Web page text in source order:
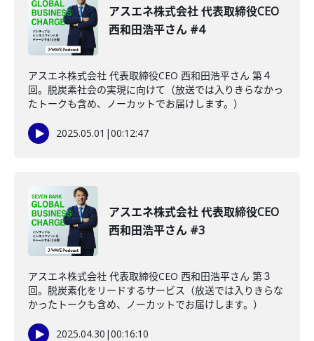
アスエネ株式会社 代表取締役CEO
西和田浩平さん #4
アスエネ株式会社 代表取締役CEO 西和田浩平さん 第４
回。脱炭素社会の実現に向けて（放送では入りきらなかっ
たトークも含め、ノーカットでお届けします。）
2025.05.01 |00:12:47
アスエネ株式会社 代表取締役CEO
西和田浩平さん #3
アスエネ株式会社 代表取締役CEO 西和田浩平さん 第３
回。脱炭素化をリードするサービス（放送では入りきらな
かったトークも含め、ノーカットでお届けします。）
2025.04.30 |00:16:10